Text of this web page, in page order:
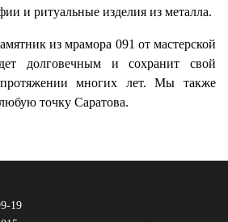
и ритуальные изделия из металла.
из мрамора 091 от мастерской
долговечным и сохранит свой
многих лет. Мы также
точку Саратова.
19